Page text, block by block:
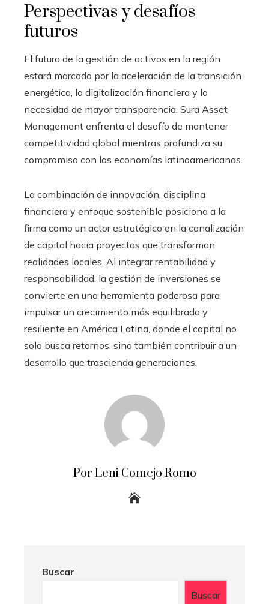
Perspectivas y desafíos
futuros
El futuro de la gestión de activos en la región
estará marcado por la aceleración de la transición
energética, la digitalización financiera y la
necesidad de mayor transparencia. Sura Asset
Management enfrenta el desafío de mantener
competitividad global mientras profundiza su
compromiso con las economías latinoamericanas.
La combinación de innovación, disciplina
financiera y enfoque sostenible posiciona a la
firma como un actor estratégico en la canalización
de capital hacia proyectos que transforman
realidades locales. Al integrar rentabilidad y
responsabilidad, la gestión de inversiones se
convierte en una herramienta poderosa para
impulsar un crecimiento más equilibrado y
resiliente en América Latina, donde el capital no
solo busca retornos, sino también contribuir a un
desarrollo que trascienda generaciones.
Por Leni Comejo Romo
Buscar
Buscar